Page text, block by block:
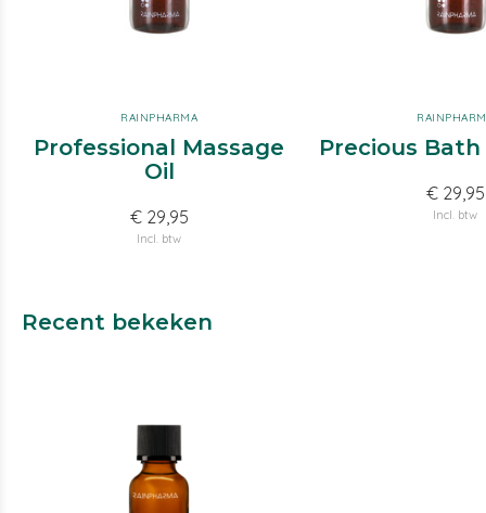
RAINPHARMA
Professional Massage
Oil
€ 29,95
Incl. btw
Precious Bath
€ 29,95
Incl. btw
Recent bekeken